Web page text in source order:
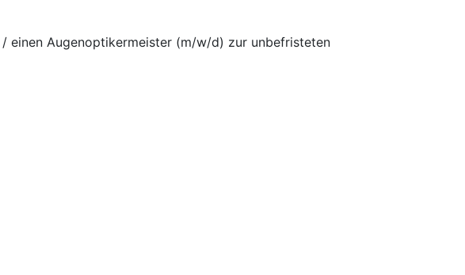
einen Augenoptikermeister (m/w/d) zur unbefristeten